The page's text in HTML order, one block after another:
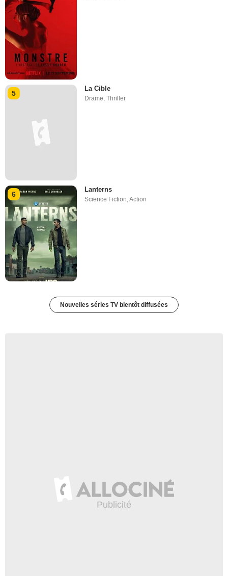
5
La Cible
Drame ,Thriller
6
Lanterns
Science Fiction,Action
Nouvelles séries TV bientôt diffusées